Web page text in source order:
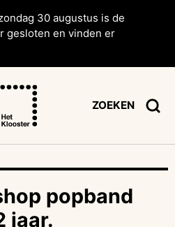
30 augustus is de
gesloten en vinden er
ZOEKEN
popband
jaar.